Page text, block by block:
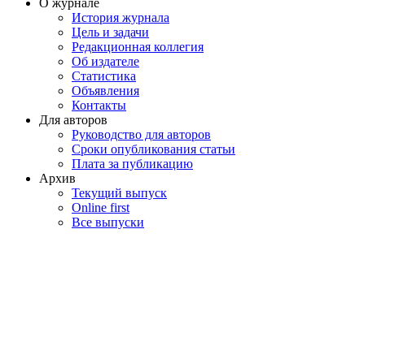
О журнале
История журнала
Цель и задачи
Редакционная коллегия
Об издателе
Статистика
Объявления
Контакты
Для авторов
Руководство для авторов
Сроки опубликования статьи
Плата за публикацию
Архив
Текущий выпуск
Online first
Все выпуски